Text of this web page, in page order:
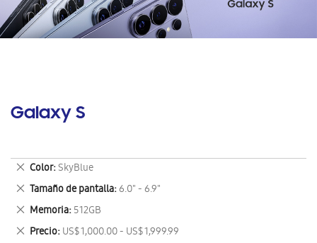
Galaxy S
Color SkyBlue
Eliminar
este
artículo
Tamaño de pantalla 6.0" - 6.9"
Eliminar
este
artículo
Memoria 512GB
Eliminar
este
artículo
Precio US$ 1,000.00 - US$ 1,999.99
Eliminar